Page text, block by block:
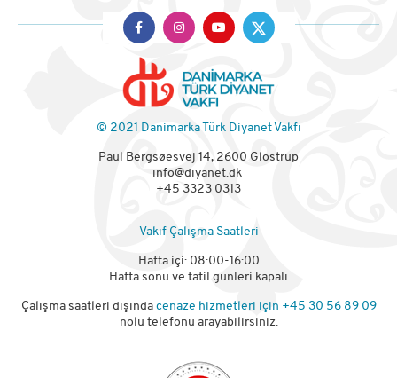
© 2021 Danimarka Türk Diyanet Vakfı
Paul Bergsøesvej 14, 2600 Glostrup
info@diyanet.dk
+45 3323 0313
Vakıf Çalışma Saatleri
Hafta içi: 08:00-16:00
Hafta sonu ve tatil günleri kapalı
Çalışma saatleri dışında cenaze hizmetleri için +45 30 56 89 09
nolu telefonu arayabilirsiniz.